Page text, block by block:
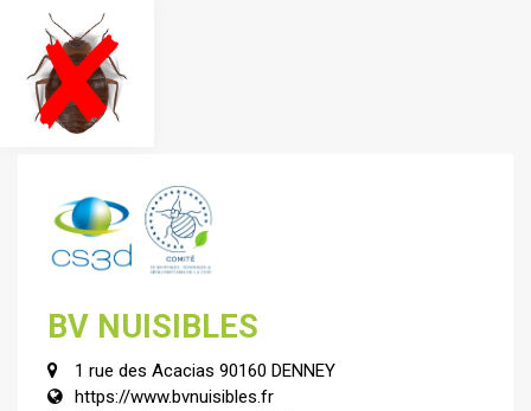
BV NUISIBLES
1 rue des Acacias 90160 DENNEY
https://www.bvnuisibles.fr